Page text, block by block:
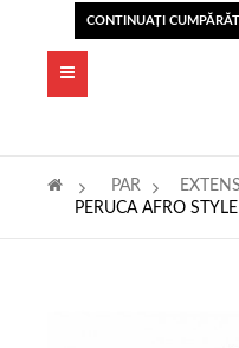
CONTINUAŢI
Toggle
navigation
> PAR >
PERUCA AFRO